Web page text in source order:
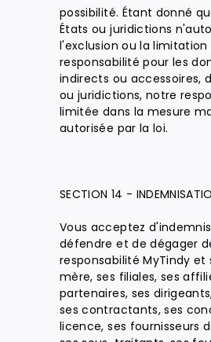
possibilité. Étant donné
États ou juridictions
l'exclusion ou la limitation
responsabilité pour les
indirects ou accessoires,
ou juridictions, notre
limitée dans la mesure
autorisée par la loi.
SECTION 14 -
Vous acceptez
défendre et de dégager
responsabilité MyTindy et
mère, ses filiales, ses
partenaires, ses
ses contractants, ses
licence, ses fournisseurs